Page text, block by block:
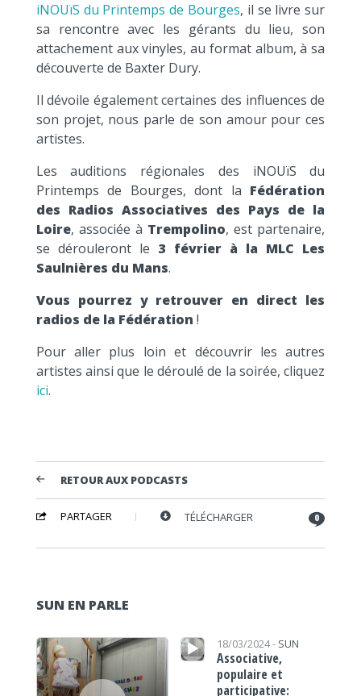
iNOUïS du Printemps de Bourges, il se livre sur
sa rencontre avec les gérants du lieu, son
attachement aux vinyles, au format album, à sa
découverte de Baxter Dury.
Il dévoile également certaines des influences de
son projet, nous parle de son amour pour ces
artistes.
Les auditions régionales des iNOUïS du
Printemps de Bourges, dont la Fédération
des Radios Associatives des Pays de la
Loire, associée à Trempolino, est partenaire,
se dérouleront le 3 février à la MLC Les
Saulnières du Mans.
Vous pourrez y retrouver en direct les
radios de la Fédération !
Pour aller plus loin et découvrir les autres
artistes ainsi que le déroulé de la soirée, cliquez
ici.
RETOUR AUX PODCASTS
PARTAGER TÉLÉCHARGER 0
SUN EN PARLE
Lecteur audio
Lecteur audio 18/03/2024 - SUN
Associative,
populaire et
participative: